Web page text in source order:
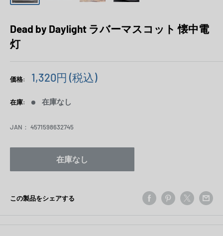
Dead by Daylight ラバーマスコット 懐中電
灯
価格:
販
価
1,320円 (税込)
在庫: 在庫なし
JAN： 4571598632745
在庫なし
この製品をシェアする